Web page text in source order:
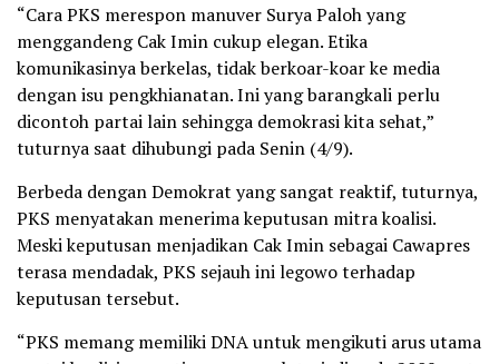
“Cara PKS merespon manuver Surya Paloh yang
menggandeng Cak Imin cukup elegan. Etika
komunikasinya berkelas, tidak berkoar-koar ke media
dengan isu pengkhianatan. Ini yang barangkali perlu
dicontoh partai lain sehingga demokrasi kita sehat,”
tuturnya saat dihubungi pada Senin (4/9).
Berbeda dengan Demokrat yang sangat reaktif, tuturnya,
PKS menyatakan menerima keputusan mitra koalisi.
Meski keputusan menjadikan Cak Imin sebagai Cawapres
terasa mendadak, PKS sejauh ini legowo terhadap
keputusan tersebut.
“PKS memang memiliki DNA untuk mengikuti arus utama